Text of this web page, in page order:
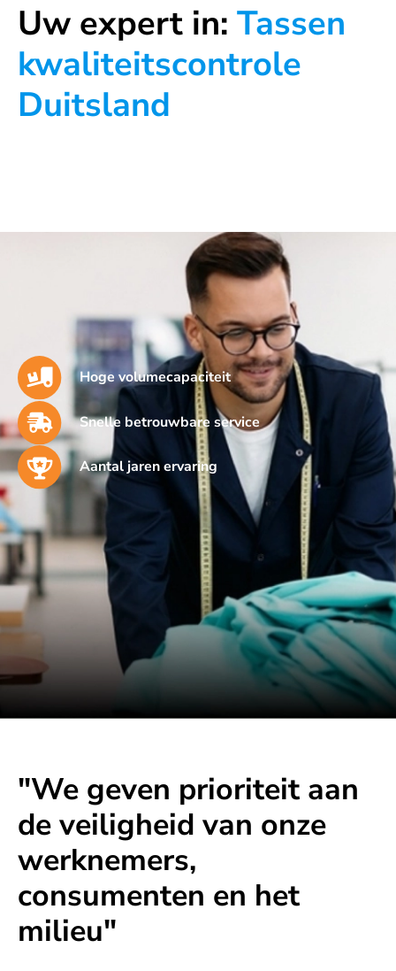
Uw expert in: Tassen
kwaliteitscontrole
Duitsland
Hoge volumecapaciteit
Snelle betrouwbare service
Aantal jaren ervaring
"We geven prioriteit aan
de veiligheid van onze
werknemers,
consumenten en het
milieu"